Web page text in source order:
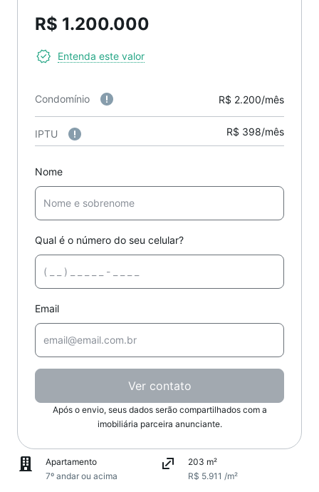
R$ 1.200.000
Entenda este valor
Condomínio R$ 2.200/mês
IPTU R$ 398/mês
Nome
Qual é o número do seu celular?
Email
Ver contato
Após o envio, seus dados serão compartilhados com a
imobiliária parceira anunciante.
Apartamento
7º andar ou acima
203 m²
R$ 5.911 /m²